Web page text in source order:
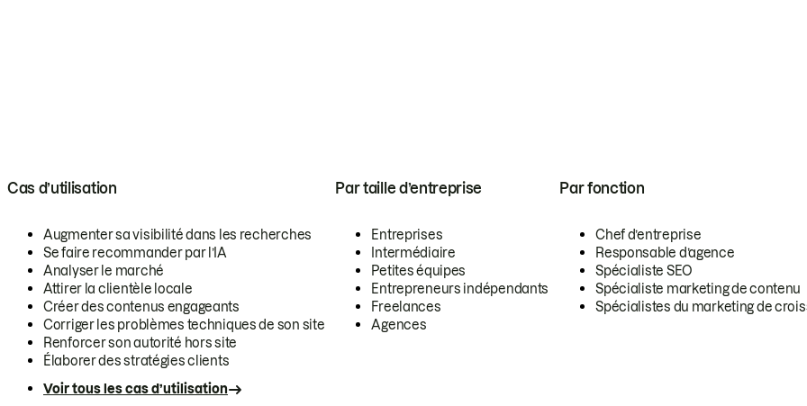
Cas d’utilisation
Augmenter sa visibilité dans les recherches
Se faire recommander par l’IA
Analyser le marché
Attirer la clientèle locale
Créer des contenus engageants
Corriger les problèmes techniques de son site
Renforcer son autorité hors site
Élaborer des stratégies clients
Voir tous les cas d’utilisation
Par taille d’entreprise
Entreprises
Intermédiaire
Petites équipes
Entrepreneurs indépendants
Freelances
Agences
Par fonction
Chef d’entreprise
Responsable d’agence
Spécialiste SEO
Spécialiste marketing de contenu
Spécialistes du marketing de